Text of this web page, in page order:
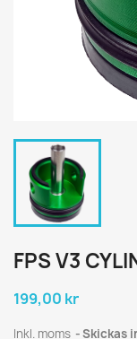
FPS V3
199,00 kr
Inkl. moms Skickas